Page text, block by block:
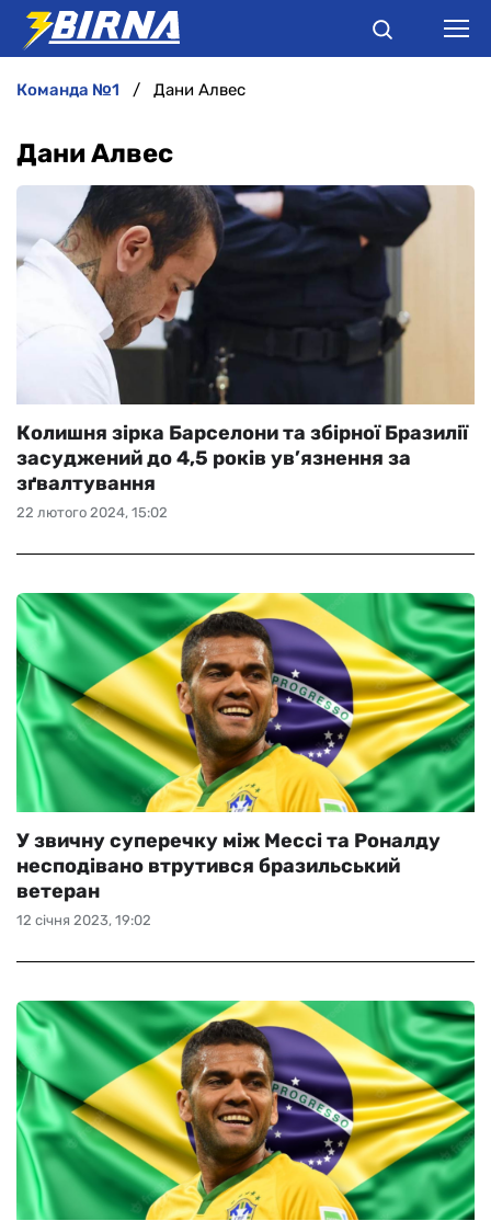
ІНТЕРВ'Ю
БУКМЕКЕРИ
команда №1 Дани Алвес
Дани Алвес
22 лютого 2024, 15:02
Колишня зірка Барселони та збірної Бразилії
засуджений до 4,5 років ув’язнення за
зґвалтування
12 січня 2023, 19:02
У звичну суперечку між Мессі та Роналду
несподівано втрутився бразильський
ветеран